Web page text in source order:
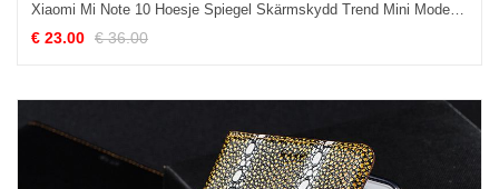
Xiaomi Mi Note 10 Hoesje Spiegel Skärmskydd Trend Mini Mode Goedkoop
€ 23.00 € 36.00